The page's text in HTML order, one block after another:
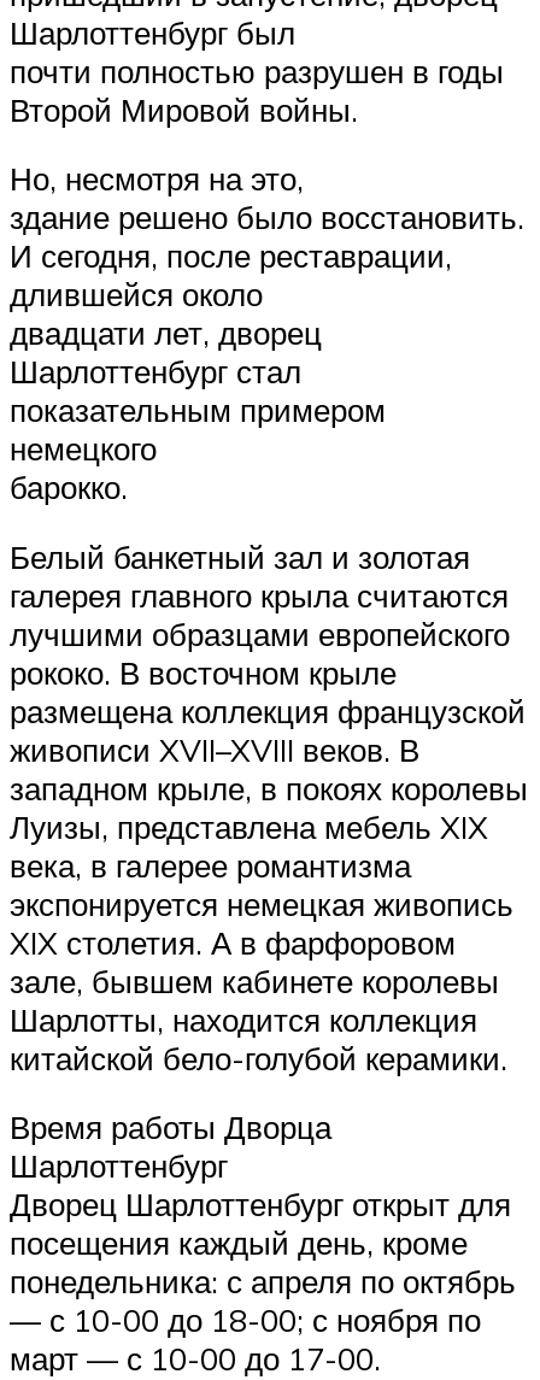
Шарлоттенбург был
почти полностью разрушен в годы
Второй Мировой войны.
Но, несмотря на это,
здание решено было восстановить.
И сегодня, после реставрации,
длившейся около
двадцати лет, дворец
Шарлоттенбург стал
показательным примером
немецкого
барокко.
Белый банкетный зал и золотая
галерея главного крыла считаются
лучшими образцами европейского
рококо. В восточном крыле
размещена коллекция французской
живописи XVII–XVIII веков. В
западном крыле, в покоях королевы
Луизы, представлена мебель XIX
века, в галерее романтизма
экспонируется немецкая живопись
XIX столетия. А в фарфоровом
зале, бывшем кабинете королевы
Шарлотты, находится коллекция
китайской бело-голубой керамики.
Время работы Дворца
Шарлоттенбург
Дворец Шарлоттенбург открыт для
посещения каждый день, кроме
понедельника: с апреля по октябрь
— с 10-00 до 18-00; с ноября по
март — с 10-00 до 17-00.